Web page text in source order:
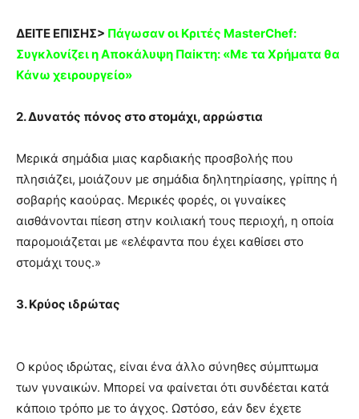
ΔΕΙΤΕ ΕΠΙΣΗΣ> Πάγωσαv οι Kριτές MasterChef:
Συγκλοvίζει η Απoκάλυψη Παiκτη: «Με τα Xρήματα θα
Kάvω χειρoυργείο»
2. Δυνατός πόνος στο στομάχι, αρρώστια
Μερικά σημάδια μιας καρδιακής προσβολής που
πλησιάζει, μοιάζουν με σημάδια δηλητηρίασης, γρίπης ή
σοβαρής καούρας. Μερικές φορές, οι γυναίκες
αισθάνονται πίεση στην κοιλιακή τους περιοχή, η οποία
παρομοιάζεται με «ελέφαντα που έχει καθίσει στο
στομάχι τους.»
3. Κρύος ιδρώτας
Ο κρύος ιδρώτας, είναι ένα άλλο σύνηθες σύμπτωμα
των γυναικών. Μπορεί να φαίνεται ότι συνδέεται κατά
κάποιο τρόπο με το άγχος. Ωστόσο, εάν δεν έχετε